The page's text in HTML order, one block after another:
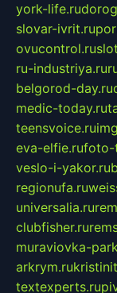
york-life.ru
slovar-ivrit.ru
ovucontrol.ru
ru-industriya.ru
belgorod-day.ru
medic-today.ru
teensvoice.ru
eva-elfie.rufoto-
veslo-i-yakor.ru
regionufa.ru
universalia.ru
clubfisher.ru
muraviovka-
arkrym.ru
textexperts.ru